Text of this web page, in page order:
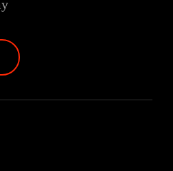
ATOMAGE